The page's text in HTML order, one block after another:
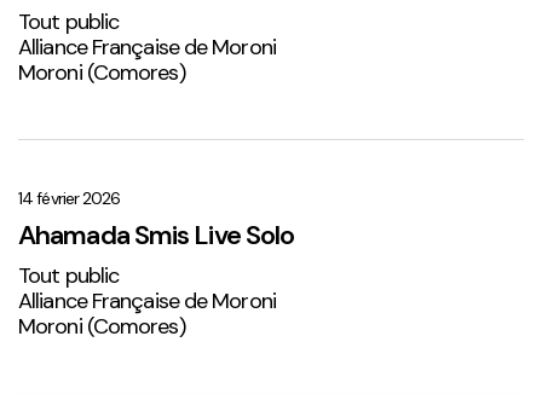
Tout public
Alliance Française de Moroni
Moroni (Comores)
Live
Solo
2
14 février 2026
Ahamada Smis Live Solo
Tout public
Alliance Française de Moroni
Moroni (Comores)